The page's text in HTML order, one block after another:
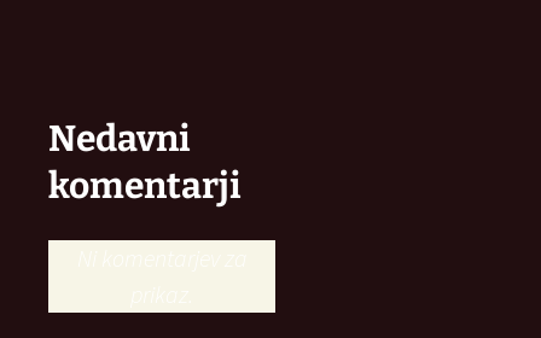
Nedavni
komentarji
Ni komentarjev za
prikaz.